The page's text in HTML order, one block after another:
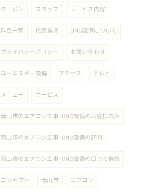
クーポン スタッフ サービス内容
料金一覧 代表挨拶 UNO設備について
プライバシーポリシー お問い合わせ
ユーエヌオー設備 アクセス テレビ
メニュー サービス
岡山市のエアコン工事･UNO設備のお客様の声
岡山市のエアコン工事･UNO設備の評判
岡山市のエアコン工事･UNO設備の口コミ情報
コンセプト 岡山市 エアコン